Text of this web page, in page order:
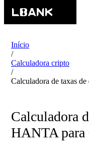
Início
/
Calculadora cripto
/
Calculadora de taxas
Calculadora
HANTA